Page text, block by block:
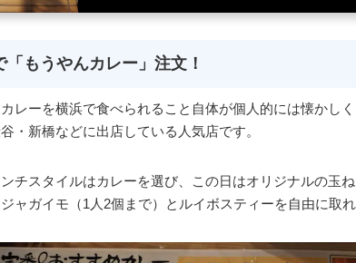
「もうやんカレー」注文！
レーを横浜で食べられること自体が個人的には懐かし
・新橋などに出店している人気店です。
チスタイルはカレーを選び、この日はオリジナルの玉
ャガイモ（1人2個まで）とルイボスティーを自由に取れ